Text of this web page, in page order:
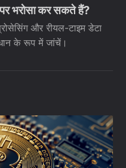
भरोसा कर सकते हैं?
और रीयल-टाइम डेटा
के रूप में जांचें।